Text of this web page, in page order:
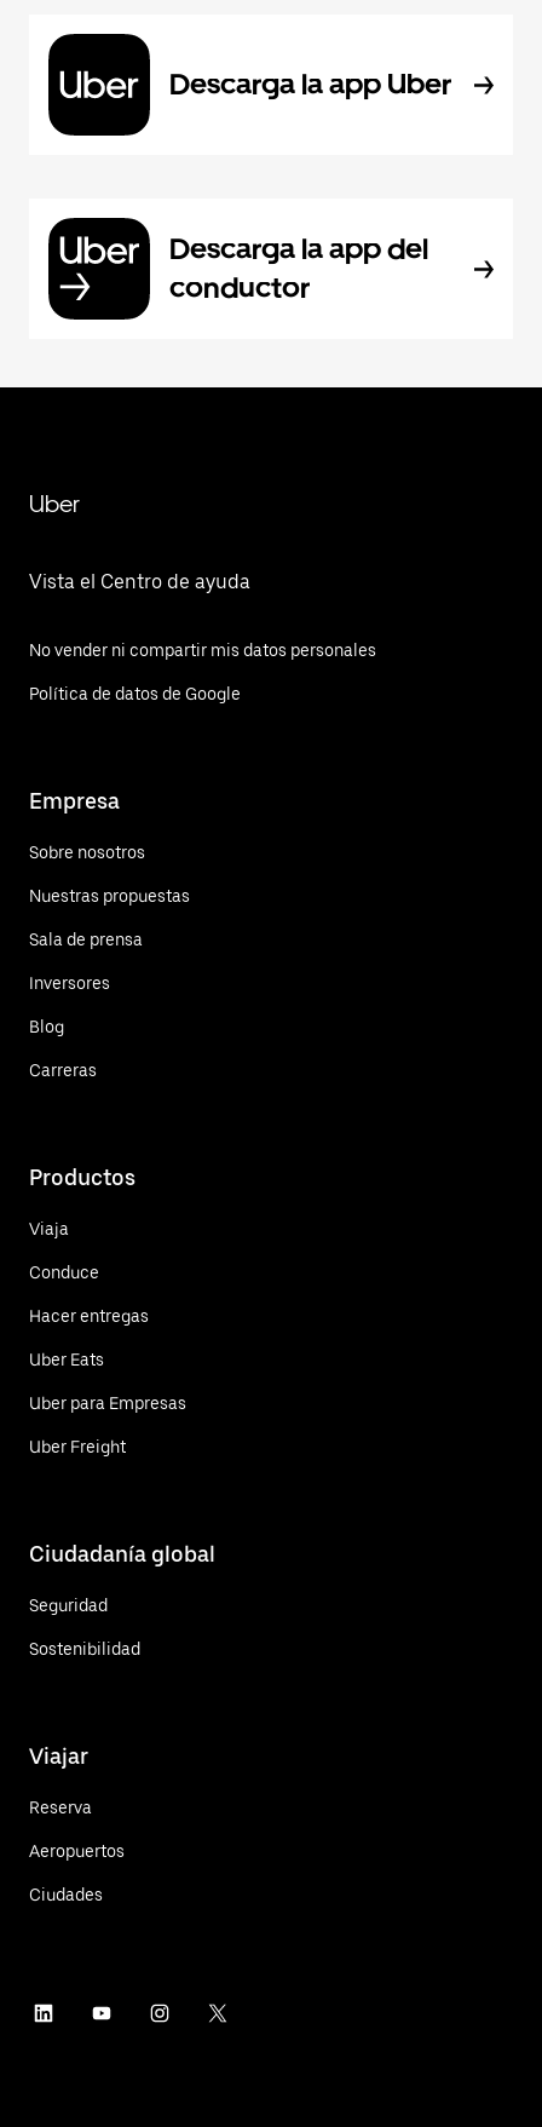
Descarga la app Uber
Descarga la app del
conductor
Uber
Vista el Centro de ayuda
No vender ni compartir mis datos personales
Política de datos de Google
Empresa
Sobre nosotros
Nuestras propuestas
Sala de prensa
Inversores
Blog
Carreras
Productos
Viaja
Conduce
Hacer entregas
Uber Eats
Uber para Empresas
Uber Freight
Ciudadanía global
Seguridad
Sostenibilidad
Viajar
Reserva
Aeropuertos
Ciudades